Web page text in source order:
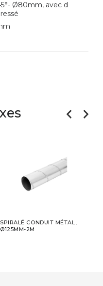
Ø80mm, avec d
SPIRALÉ CONDUIT MÉTAL,
Ø125MM-2M